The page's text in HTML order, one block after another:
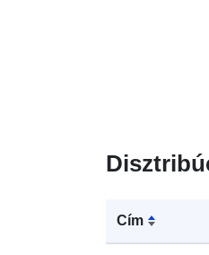
Cím